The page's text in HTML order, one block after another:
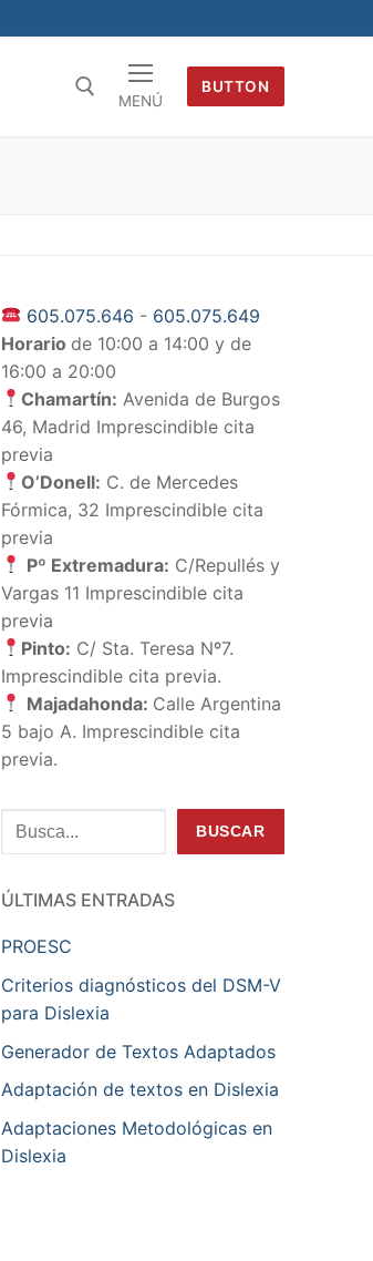
MENÚ
BUTTON
605.075.646 - 605.075.649
Horario de 10:00 a 14:00 y de
16:00 a 20:00
Chamartín: Avenida de Burgos
46, Madrid Imprescindible cita
previa
O’Donell: C. de Mercedes
Fórmica, 32 Imprescindible cita
previa
Pº Extremadura: C/Repullés y
Vargas 11 Imprescindible cita
previa
Pinto: C/ Sta. Teresa Nº7.
Imprescindible cita previa.
Majadahonda: Calle Argentina
5 bajo A. Imprescindible cita
previa.
Buscar BUSCAR
ÚLTIMAS ENTRADAS
PROESC
Criterios diagnósticos del DSM-V
para Dislexia
Generador de Textos Adaptados
Adaptación de textos en Dislexia
Adaptaciones Metodológicas en
Dislexia